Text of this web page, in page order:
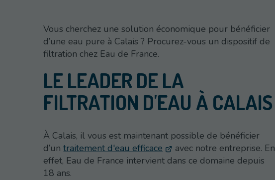
Vous cherchez une solution économique pour bénéficier
d’une eau pure à Calais ? Procurez-vous un dispositif de
filtration chez Eau de France.
LE LEADER DE LA
FILTRATION D'EAU À CALAIS
À Calais, il vous est maintenant possible de bénéficier
d’untraitement d'eau efficace
avec notre entreprise. En
effet, Eau de France intervient dans ce domaine depuis
18 ans.